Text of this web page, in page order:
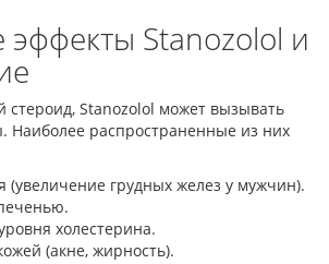
Stanozolol и
стероид, Stanozolol может вызывать
Наиболее распространенные из них
(увеличение грудных желез у мужчин).
холестерина.
(акне, жирность).